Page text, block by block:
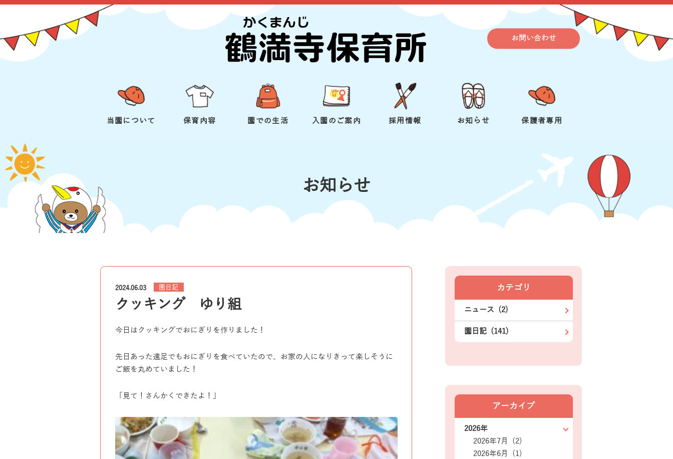
お問い合わせ
当園について 保育内容 園での生活 入園のご案内 採用情報 お知らせ 保護者専用
お知らせ
2024.06.03 園日記
クッキング ゆり組
今日はクッキングでおにぎりを作りました！
先日あった遠足でもおにぎりを食べていたので、お家の人になりきって楽しそうに
ご飯を丸めていました！
「見て！さんかくできたよ！」
カテゴリ
ニュース (2)
園日記 (141)
アーカイブ
2026年
2026年7月 (2)
2026年6月 (1)